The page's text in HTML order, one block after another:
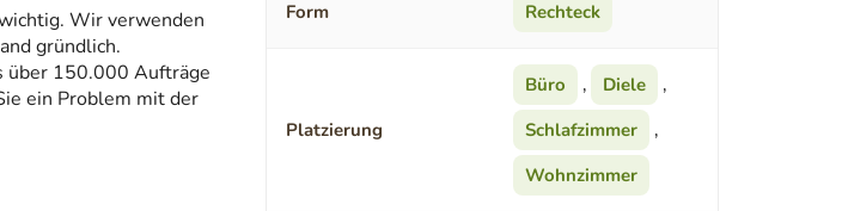
Wir verwenden
gründlich.
über 150.000 Aufträge
ein Problem mit der
Form Rechteck
Platzierung
Büro , Diele
,
Schlafzimmer
,
Wohnzimmer